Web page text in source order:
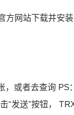
网站下载并安装
，或者去查询
“发送”按钮，